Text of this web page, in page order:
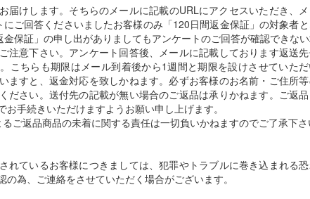
届けします。そちらのメールに記載のURLにアクセスいただき、
ご回答くださいましたお客様のみ「120日間返金保証」の対象者
保証」の申し出がありましてもアンケートのご回答が確認できな
注意下さい。アンケート回答後、メールに記載しております返送
こちらも期限はメール到着後から1週間と期限を設けさせていた
ますと、返金対応を致しかねます。必ずお客様のお名前・ご住所
ださい。送付先の記載が無い場合のご返品は承りかねます。ご返
お手続きいただけますようお願い申し上げます。
ご返品商品の未着に関する責任は一切負いかねますのでご了承下
れているお客様につきましては、犯罪やトラブルに巻き込まれる
為、ご連絡をさせていただく場合がございます。